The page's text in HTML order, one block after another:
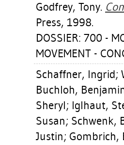
Godfrey, Tony.
Press, 1998.
DOSSIER: 700 -
MOVEMENT -
Schaffner, Ingrid;
Buchloh,
Sheryl; Iglhaut,
Susan; Schwenk,
Justin; Gombrich,